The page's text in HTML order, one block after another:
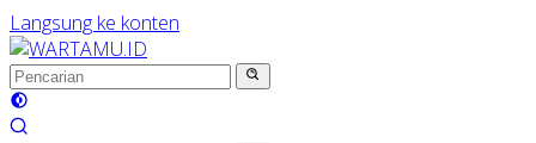
Langsung ke konten